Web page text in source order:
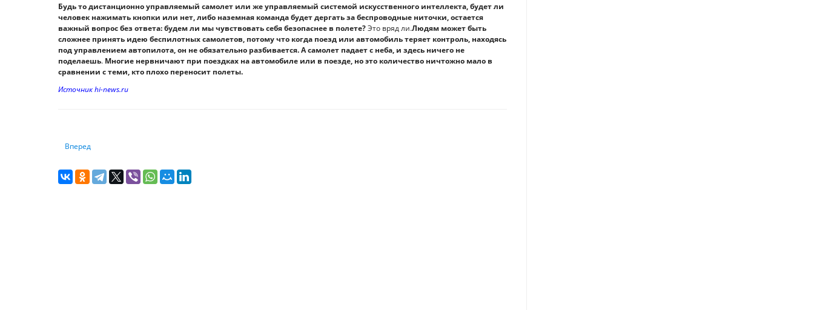
Будь то дистанционно управляемый самолет или же управляемый системой искусственного интеллекта, будет ли
человек нажимать кнопки или нет, либо наземная команда будет дергать за беспроводные ниточки, остается
важный вопрос без ответа: будем ли мы чувствовать себя безопаснее в полете?Это вряд ли.Людям может быть
сложнее принять идею беспилотных самолетов, потому что когда поезд или автомобиль теряет контроль, находясь
под управлением автопилота, он не обязательно разбивается. А самолет падает с неба, и здесь ничего не
поделаешь. Многие нервничают при поездках на автомобиле или в поезде, но это количество ничтожно мало в
сравнении с теми, кто плохо переносит полеты.
Источник hi-news.ru
Следующий: Призрак рецессии 2021 года: чем закончатся попытки США сдержать технологический бум в Китае
Вперед